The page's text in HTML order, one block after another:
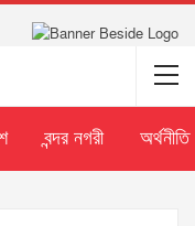
বন্দর নগরী অর্থনীতি